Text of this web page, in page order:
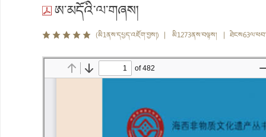
ཨ་མདོའི་ལ་གཞས།
(མི1ནས་དཔྱད་འཇོག་བྱས།) | མི1273ནས་བལྟས། |